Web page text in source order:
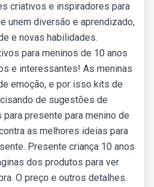
criativos e inspiradores para
unem diversão e aprendizado,
e novas habilidades.
para meninos de 10 anos
e interessantes! As meninas
emoção, e por isso kits de
de sugestões de
presente para menino de
as melhores ideias para
Presente criança 10 anos
dos produtos para ver
O preço e outros detalhes.